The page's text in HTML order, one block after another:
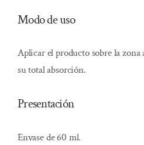
Modo de uso
Aplicar el producto sobre la zona
su total absorción.
Presentación
Envase de 60 ml.